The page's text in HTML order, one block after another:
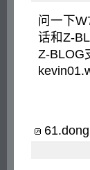
问一下
话和Z-
Z-BLOG
61.